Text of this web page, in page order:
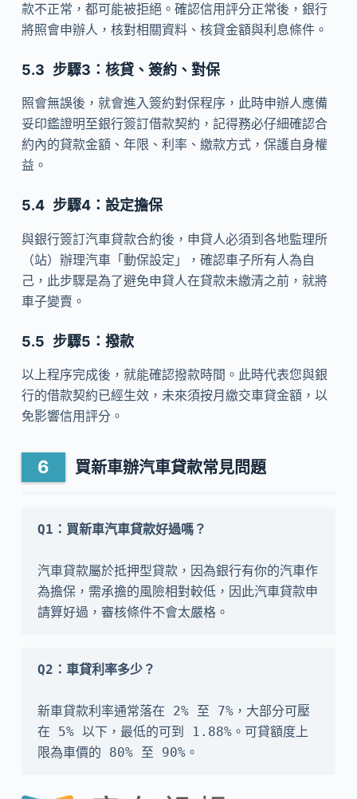
款不正常，都可能被拒絕。確認信用評分正常後，銀行
將照會申辦人，核對相關資料、核貸金額與利息條件。
步驟3：核貸、簽約、對保
照會無誤後，就會進入簽約對保程序，此時申辦人應備
妥印鑑證明至銀行簽訂借款契約，記得務必仔細確認合
約內的貸款金額、年限、利率、繳款方式，保護自身權
益。
步驟4：設定擔保
與銀行簽訂汽車貸款合約後，申貸人必須到各地監理所
（站）辦理汽車「動保設定」，確認車子所有人為自
己，此步驟是為了避免申貸人在貸款未繳清之前，就將
車子變賣。
步驟5：撥款
以上程序完成後，就能確認撥款時間。此時代表您與銀
行的借款契約已經生效，未來須按月繳交車貸金額，以
免影響信用評分。
買新車辦汽車貸款常見問題
汽車貸款屬於抵押型貸款，因為銀行有你的汽車作
為擔保，需承擔的風險相對較低，因此汽車貸款申
請算好過，審核條件不會太嚴格。
新車貸款利率通常落在 ​​2% 至 7%，大部分可壓
在 5% 以下，最低的可到 1.88%。可貸額度上
限為車價的 80% 至 90%。